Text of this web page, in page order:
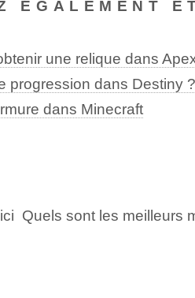
ÉGALEMENT
une relique dans
progression dans Destiny ?
dans Minecraft
Quels sont les meilleurs